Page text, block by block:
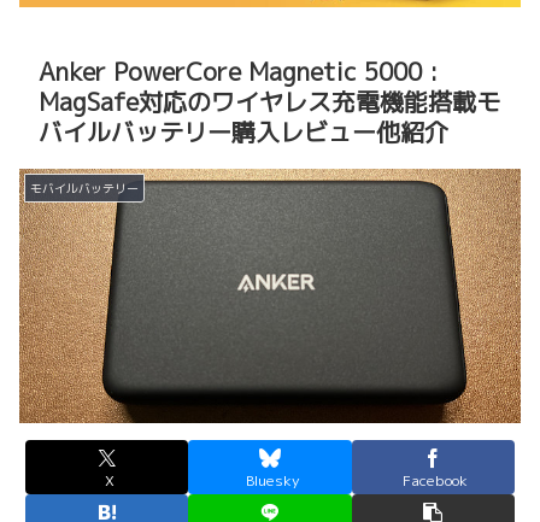
Anker PowerCore Magnetic 5000 :
MagSafe対応のワイヤレス充電機能搭載モ
バイルバッテリー購入レビュー他紹介
モバイルバッテリー
X Bluesky Facebook